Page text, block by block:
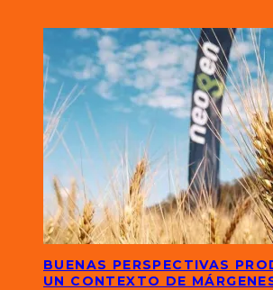
BUENAS PERSPECTIVAS
UN CONTEXTO DE